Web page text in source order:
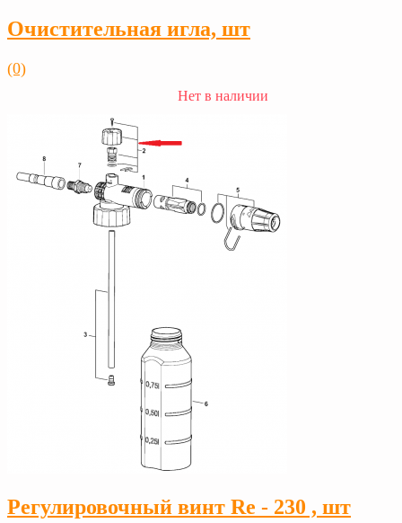
Очистительная игла, шт
(0)
Нет в наличии
Регулировочный винт Rе - 230 , шт